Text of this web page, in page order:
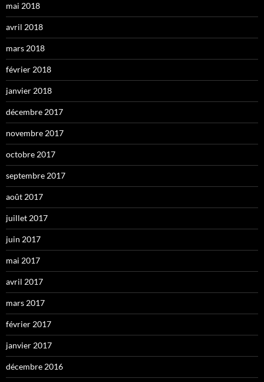
mai 2018
avril 2018
mars 2018
février 2018
janvier 2018
décembre 2017
novembre 2017
octobre 2017
septembre 2017
août 2017
juillet 2017
juin 2017
mai 2017
avril 2017
mars 2017
février 2017
janvier 2017
décembre 2016